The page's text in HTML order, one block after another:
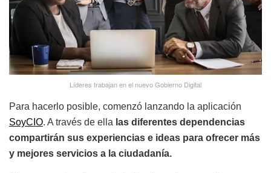
Líderes trabajan en el nuevo Gobierno Digital
Para hacerlo posible, comenzó lanzando la aplicación
SoyCIO. A través de ella las diferentes dependencias
compartirán sus experiencias e ideas para ofrecer más
y mejores servicios a la ciudadanía.